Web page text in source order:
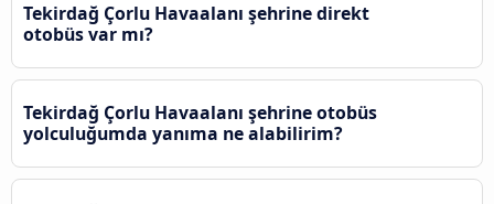
Tekirdağ Çorlu Havaalanı şehrine direkt
otobüs var mı?
Tekirdağ Çorlu Havaalanı şehrine otobüs
yolculuğumda yanıma ne alabilirim?